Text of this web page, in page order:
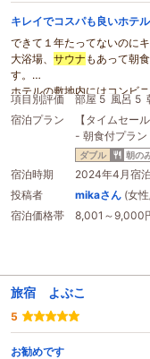
器や炊飯器、卓上の電気鍋
買い換えたためか、フライ
フライパン用のアルミシー
せんが、多くのコンドミニ
ます。しかし、こちらは包
のでした。今回利用するこ
やお酒が楽しめるそうです
す。皆さんの素敵な沖縄旅
私は、年末の予約もこちら
キレイでコスパも良いホテル
できて１年たってないのに
大浴場、 サウナ もあって朝
す。
ホテルの敷地内にはコンビ
も行きやすいです。
項目別評価 部屋 5 風呂 5
宿泊プラン
【タイムセー
- 朝食付プラン
ダブル 朝の
宿泊時期
2024年4月宿
投稿者
mikaさん (女
宿泊価格帯
8,001～9,000
旅宿 よぶこ
5
お勧めです